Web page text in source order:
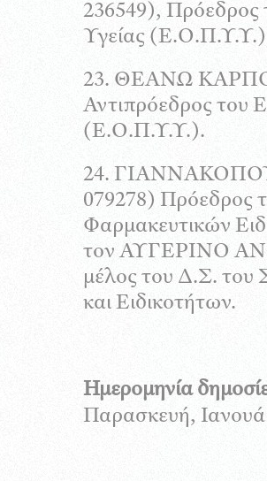
236549), Πρόεδρος
Υγείας
23. ΘΕΑΝΩ
Αντιπρόεδρος του
(Ε.Ο.Π.Υ.Υ.).
24.
079278) Πρόεδρος
Φαρμακευτικών
τον ΑΥΓΕΡΙΝΟ
μέλος του Δ.Σ. του
και Ειδικοτήτων.
Ημερομηνία
Παρασκευή,